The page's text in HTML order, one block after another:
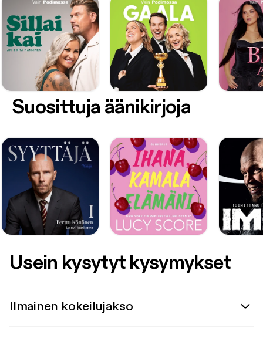
Suosittuja äänikirjoja
Usein kysytyt kysymykset
Ilmainen kokeilujakso